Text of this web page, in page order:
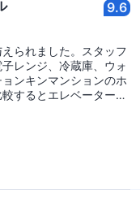
9.6
られました。スタッフ
レンジ、冷蔵庫、ウォ
ンキンマンションのホ
するとエレベーターの
駅とバス停も近くに